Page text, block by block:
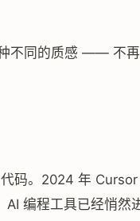
不同的质感 —— 不
码。2024 年
编程工具已经悄然